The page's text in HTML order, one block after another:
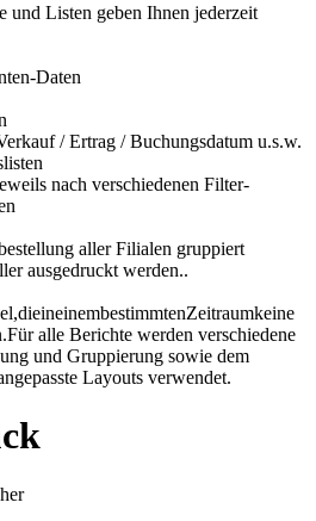
und Listen geben Ihnen jederzeit
Daten
/ Ertrag / Buchungsdatum u.s.w.
nach verschiedenen Filter-
aller Filialen gruppiert
ausgedruckt werden..
alle Berichte werden verschiedene
und Gruppierung sowie dem
Layouts verwendet.